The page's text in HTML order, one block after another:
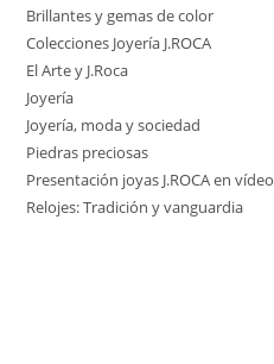
Brillantes y gemas de color
Colecciones Joyería J.ROCA
El Arte y J.Roca
Joyería
Joyería, moda y sociedad
Piedras preciosas
Presentación joyas J.ROCA en vídeo
Relojes: Tradición y vanguardia